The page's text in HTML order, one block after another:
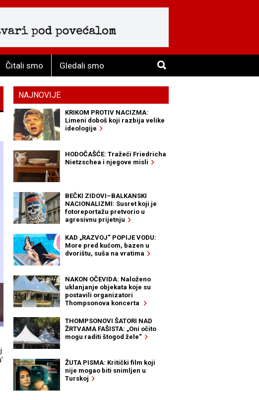
Čitali smo Gledali smo
NAJNOVIJE
KRIKOM PROTIV NACIZMA:
Limeni doboš koji razbija velike
ideologije
HODOČAŠĆE: Tražeći Friedricha
Nietzschea i njegove misli
BEČKI ZIDOVI–BALKANSKI
NACIONALIZMI: Susret koji je
fotoreportažu pretvorio u
agresivnu prijetnju
KAD „RAZVOJ“ POPIJE VODU:
More pred kućom, bazen u
dvorištu, suša na vratima
NAKON OČEVIDA: Naloženo
uklanjanje objekata koje su
postavili organizatori
Thompsonova koncerta
THOMPSONOVI ŠATORI NAD
ŽRTVAMA FAŠISTA: „Oni očito
mogu raditi štogod žele“
ŽUTA PISMA: Kritički film koji
nije mogao biti snimljen u
Turskoj